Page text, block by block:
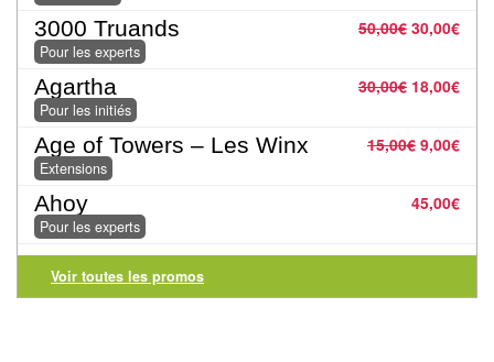
abstraits
Extensions
Casse-
têtes
Accessoires
Backgammon
50,00€ 30,00€
3000 Truands
Pour les experts
30,00€ 18,00€
Agartha
Pour les initiés
15,00€ 9,00€
Age of Towers – Les Winx
Extensions
45,00€
Ahoy
Pour les experts
Voir toutes les promos